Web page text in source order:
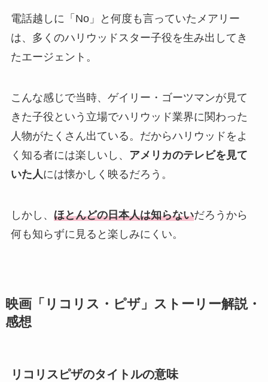
電話越しに「No」と何度も言っていたメアリー
は、多くのハリウッドスター子役を生み出してき
たエージェント。
こんな感じで当時、ゲイリー・ゴーツマンが見て
きた子役という立場でハリウッド業界に関わった
人物がたくさん出ている。だからハリウッドをよ
く知る者には楽しいし、 アメリカのテレビを見て
いた人 には懐かしく映るだろう。
しかし、 ほとんどの日本人は知らないだろうから
何も知らずに見ると楽しみにくい。
映画「リコリス・ピザ」ストーリー解説・
感想
リコリスピザのタイトルの意味